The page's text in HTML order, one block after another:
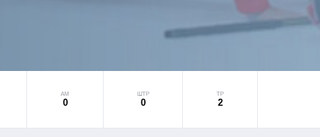
АМ
0
ШТР
0
ТР
2